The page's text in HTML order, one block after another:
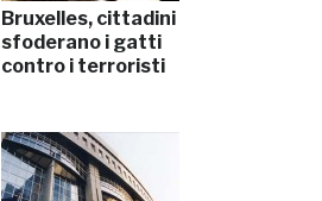
Bruxelles, cittadini
sfoderano i gatti
contro i terroristi